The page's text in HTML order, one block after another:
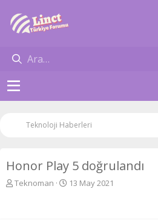
Teknoloji Haberleri
Honor Play 5 doğrulandı
K
Teknoman
B13 May 2021